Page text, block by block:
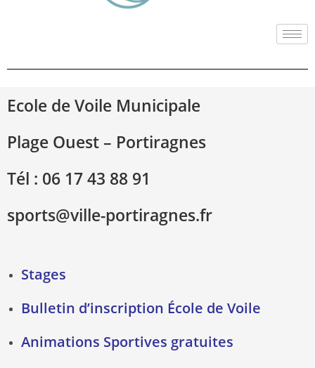
Ecole de Voile Municipale
Plage Ouest – Portiragnes
Tél : 06 17 43 88 91
sports@ville-portiragnes.fr
Stages
Bulletin d’inscription École de Voile
Animations Sportives gratuites